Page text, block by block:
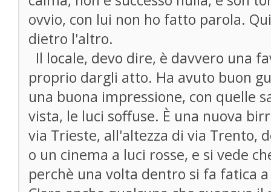
ovvio, con lui non ho fatto parola.
dietro l'altro.
Il locale, devo dire, è davvero una
proprio dargli atto. Ha avuto buon
una buona impressione, con quelle
vista, le luci soffuse. È una nuova
via Trieste, all'altezza di via Trento,
o un cinema a luci rosse, e si vede
perchè una volta dentro si fa fatica